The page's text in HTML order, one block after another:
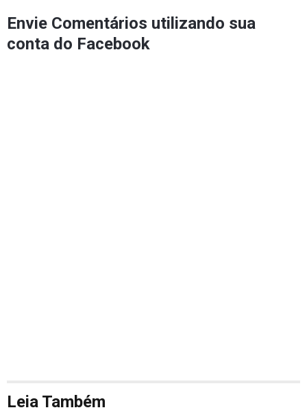
Envie Comentários utilizando sua
conta do Facebook
Leia Também